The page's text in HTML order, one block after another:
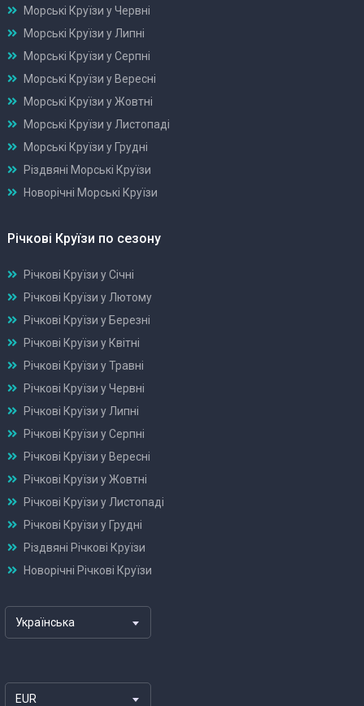
Морські Круїзи у Червні
Морські Круїзи у Липні
Морські Круїзи у Серпні
Морські Круїзи у Вересні
Морські Круїзи у Жовтні
Морські Круїзи у Листопаді
Морські Круїзи у Грудні
Різдвяні Морські Круїзи
Новорічні Морські Круїзи
Річкові Круїзи по сезону
Річкові Круїзи у Січні
Річкові Круїзи у Лютому
Річкові Круїзи у Березні
Річкові Круїзи у Квітні
Річкові Круїзи у Травні
Річкові Круїзи у Червні
Річкові Круїзи у Липні
Річкові Круїзи у Серпні
Річкові Круїзи у Вересні
Річкові Круїзи у Жовтні
Річкові Круїзи у Листопаді
Річкові Круїзи у Грудні
Різдвяні Річкові Круїзи
Новорічні Річкові Круїзи
Українська
EUR